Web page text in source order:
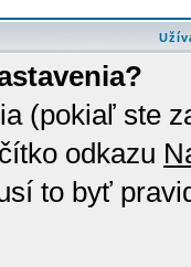
(pokiaľ ste
odkazu
to byť